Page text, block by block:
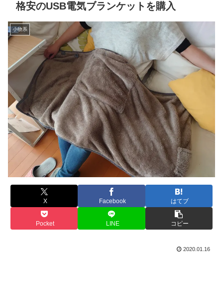
格安のUSB電気ブランケットを購入
小物系
X Facebook はてブ
Pocket LINE コピー
2020.01.16